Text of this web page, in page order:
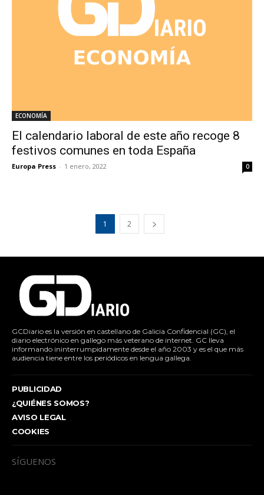
ECONOMÍA
El calendario laboral de este año recoge 8
festivos comunes en toda España
Europa Press - 1 enero, 2022 0
1 2
GCDiario es la versión en castellano de Galicia Confidencial (GC), el
diario electrónico en gallego más veterano de internet. GC lleva
informando ininterrumpidamente desde el año 2003 y es el que más
audiencia tiene entre los periódicos en lengua gallega.
PUBLICIDAD
¿QUIÉNES SOMOS?
AVISO LEGAL
COOKIES
SÍGUENOS